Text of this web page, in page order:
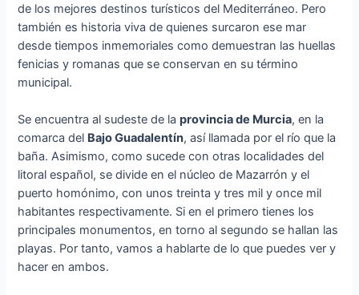
de los mejores destinos turísticos del Mediterráneo. Pero
también es historia viva de quienes surcaron ese mar
desde tiempos inmemoriales como demuestran las huellas
fenicias y romanas que se conservan en su término
municipal.
Se encuentra al sudeste de laprovincia de Murcia, en la
comarca del Bajo Guadalentín, así llamada por el río que la
baña. Asimismo, como sucede con otras localidades del
litoral español, se divide en el núcleo de Mazarrón y el
puerto homónimo, con unos treinta y tres mil y once mil
habitantes respectivamente. Si en el primero tienes los
principales monumentos, en torno al segundo se hallan las
playas. Por tanto, vamos a hablarte de lo que puedes ver y
hacer en ambos.